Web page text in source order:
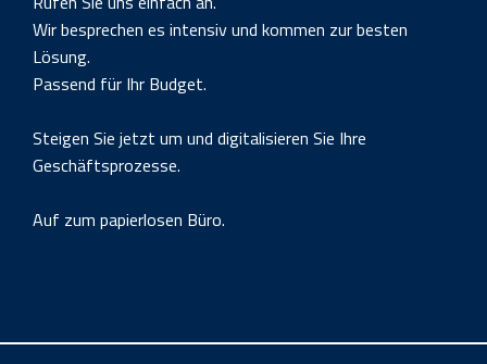
Wir besprechen es intensiv und kommen zur besten
Lösung.
Passend für Ihr Budget.
Steigen Sie jetzt um und digitalisieren Sie Ihre
Geschäftsprozesse.
Auf zum papierlosen Büro.